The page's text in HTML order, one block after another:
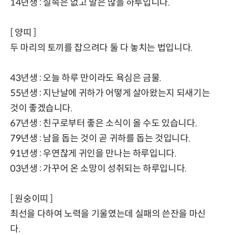
14년생 : 실속은 없고 말은 많을 하루입니다.
[ 양띠 ]
두 마리의 토끼를 잡으려다 둘 다 놓치는 법입니다.
43년생 : 오늘 하루 만이라도 욕심은 금물.
55년생 : 지난날에 귀하가 어떻게 살아왔는지 되새기는
것이 좋겠습니다.
67년생 : 친구로부터 좋은 소식이 올 수도 있습니다.
79년생 : 남을 돕는 것이 곧 귀하를 돕는 것입니다.
91년생 : 우연찮게 귀인을 만나는 하루입니다.
03년생 : 가꾸어 온 소망이 성취되는 하루입니다.
[ 원숭이띠 ]
최선을 다하여 노력을 기울였는데 실패의 쓴잔을 마신
다.